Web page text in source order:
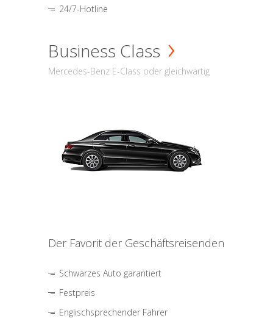
24/7-Hotline
Business Class
Mercedes-Benz E-Class oder gleichwärtig
Der Favorit der Geschäftsreisenden
Schwarzes Auto garantiert
Festpreis
Englischsprechender Fahrer